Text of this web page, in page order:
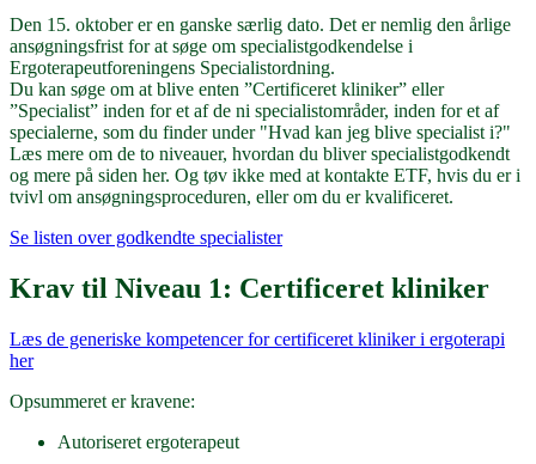
Den 15. oktober er en ganske særlig dato. Det er nemlig den årlige
ansøgningsfrist for at søge om specialistgodkendelse i
Ergoterapeutforeningens Specialistordning.
Du kan søge om at blive enten ”Certificeret kliniker” eller
”Specialist” inden for et af de ni specialistområder, inden for et af
specialerne, som du finder under "Hvad kan jeg blive specialist i?"
Læs mere om de to niveauer, hvordan du bliver specialistgodkendt
og mere på siden her. Og tøv ikke med at kontakte ETF, hvis du er i
tvivl om ansøgningsproceduren, eller om du er kvalificeret.
Se listen over godkendte specialister
Krav til Niveau 1: Certificeret kliniker
Læs de generiske kompetencer for certificeret kliniker i ergoterapi
her
Opsummeret er kravene:
Autoriseret ergoterapeut